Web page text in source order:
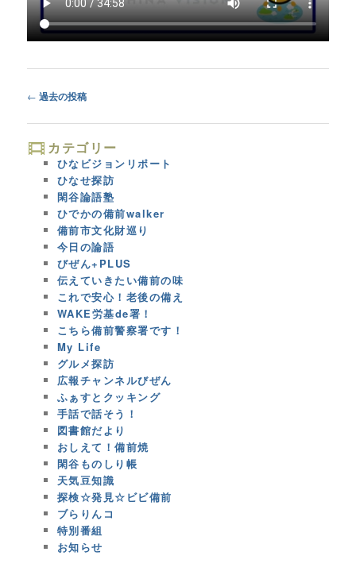
Post
← 過去の投稿
カテゴリー
ひなビジョンリポート
ひなせ探訪
閑谷論語塾
ひでかの備前walker
備前市文化財巡り
今日の論語
びぜん+PLUS
伝えていきたい備前の味
これで安心！老後の備え
WAKE労基de署！
こちら備前警察署です！
My Life
グルメ探訪
広報チャンネルびぜん
ふぁすとクッキング
手話で話そう！
図書館だより
おしえて！備前焼
閑谷ものしり帳
天気豆知識
探検☆発見☆ビビ備前
ブらりんコ
特別番組
お知らせ